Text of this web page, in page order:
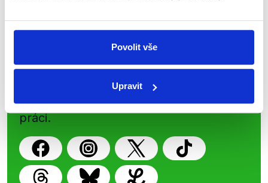
Povolit vše
Upravit
Sociální sítě
Nenechte si ujít nejnovější události
z Demagog.cz. Sdílením našich
příspěvků přátelům podpoříte naši
práci.